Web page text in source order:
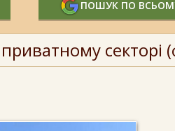
ПОШУК ПО
секторі